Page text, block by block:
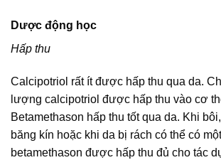
Dược động học
Hấp thu
Calcipotriol rất ít được hấp thu qua da.
lượng calcipotriol được hấp thu vào cơ
Betamethason hấp thu tốt qua da. Khi
băng kín hoặc khi da bị rách có thể có
betamethason được hấp thu đủ cho tác